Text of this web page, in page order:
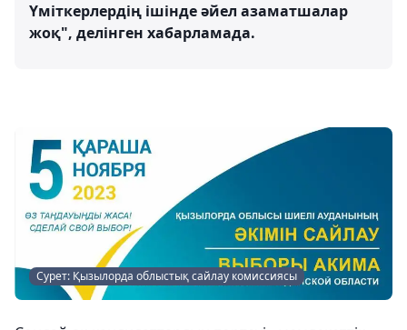
Үміткерлердің ішінде әйел азаматшалар
жоқ", делінген хабарламада.
Сурет: Қызылорда облыстық сайлау комиссиясы